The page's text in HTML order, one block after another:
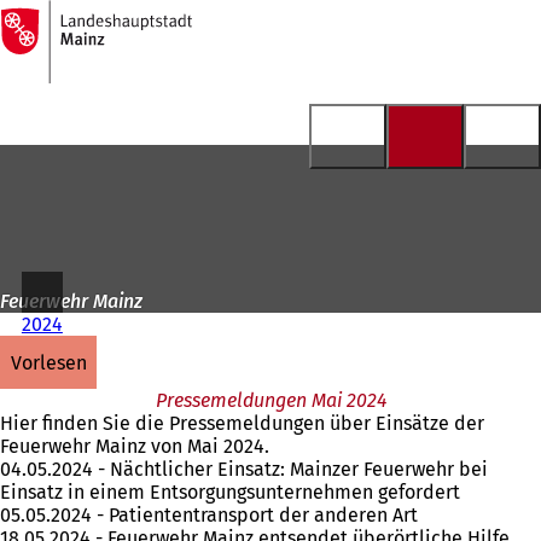
Inhalt anspringen
Zur
Startseite
Feuerwehr Mainz
2024
vorlesen
Pressemeldungen Mai 2024
Hier finden Sie die Pressemeldungen über Einsätze der
Feuerwehr Mainz von Mai 2024.
04.05.2024 - Nächtlicher Einsatz: Mainzer Feuerwehr bei
Einsatz in einem Entsorgungsunternehmen gefordert
05.05.2024 - Patiententransport der anderen Art